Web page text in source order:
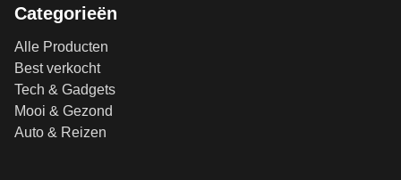
Categorieën
Alle Producten
Best verkocht
Tech & Gadgets
Mooi & Gezond
Auto & Reizen